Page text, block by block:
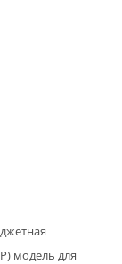
модель для